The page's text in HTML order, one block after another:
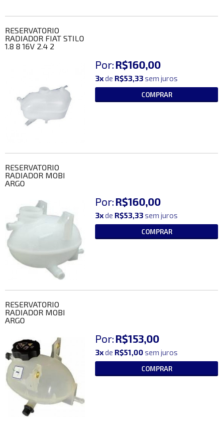
RESERVATORIO
RADIADOR FIAT STILO
1.8 8 16V 2.4 2
Por: R$160,00
3xde R$53,33sem juros
COMPRAR
RESERVATORIO
RADIADOR MOBI
ARGO
Por: R$160,00
3xde R$53,33sem juros
COMPRAR
RESERVATORIO
RADIADOR MOBI
ARGO
Por: R$153,00
3xde R$51,00 sem juros
COMPRAR